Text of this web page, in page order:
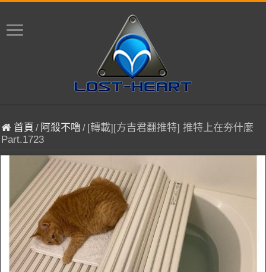
首頁 / 阿殺不嚕/ [轉載][方吉君翻推特] 推特上在夯什麼
Part.1723